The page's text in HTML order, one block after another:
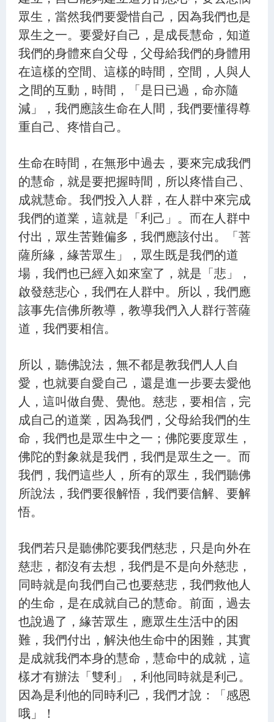
35.用藥安治 時世痼疾 - 第1540集
36.佛設方便 令服法藥 - 第1541集
37.子聞父喪 方受法藥 - 第1542集
38.悲佛涅槃 精勤斷苦 - 第1543集
39.方便示死 實為度生 - 第1544集
41.眾生信伏 質直柔軟 - 第1546集
42.真理常住 本無生滅 - 第1547集
43.生死苦惱 劫火所燒 - 第1548集
44.七覺茂林 道品閣樓 - 第1549集
45.惡業因緣 不聞三寶 - 第1550集
46.如來妙法 光明照耀 - 第1551集
47.諸法無量 從一法生 - 第1552集
48.醫父喻佛 子喻三乘 - 第1553集
49.放逸五欲 墮於惡道 - 第1554集
50.入無上慧 成就佛身 - 第1555集
眾生，當然我們要愛惜自己，因為我們也是
眾生之一。要愛好自己，是成長慧命，知道
我們的身體來自父母，父母給我們的身體用
在這樣的空間、這樣的時間，空間，人與人
之間的互動，時間，「是日已過，命亦隨
減」，我們應該生命在人間，我們要懂得尊
重自己、疼惜自己。
生命在時間，在無形中過去，要來完成我們
的慧命，就是要把握時間，所以疼惜自己、
成就慧命。我們投入人群，在人群中來完成
我們的道業，這就是「利己」。而在人群中
付出，眾生苦難偏多，我們應該付出。「菩
薩所緣，緣苦眾生」，眾生既是我們的道
場，我們也已經入如來室了，就是「悲」，
啟發慈悲心，我們在人群中。所以，我們應
該事先信佛所教導，教導我們入人群行菩薩
道，我們要相信。
所以，聽佛說法，無不都是教我們人人自
愛，也就要自愛自己，還是進一步要去愛他
人，這叫做自覺、覺他。慈悲，要相信，完
成自己的道業，因為我們，父母給我們的生
命，我們也是眾生中之一；佛陀要度眾生，
佛陀的對象就是我們，我們是眾生之一。而
我們，我們這些人，所有的眾生，我們聽佛
所說法，我們要很解悟，我們要信解、要解
悟。
我們若只是聽佛陀要我們慈悲，只是向外在
慈悲，都沒有去想，我們是不是向外慈悲，
同時就是向我們自己也要慈悲，我們救他人
的生命，是在成就自己的慧命。前面，過去
也說過了，緣苦眾生，應眾生生活中的困
難，我們付出，解決他生命中的困難，其實
是成就我們本身的慧命，慧命中的成就，這
樣才有辦法「雙利」，利他同時就是利己。
因為是利他的同時利己，我們才說：「感恩
哦」！